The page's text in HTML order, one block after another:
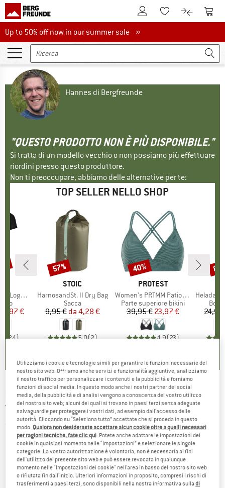
Al conto clienteAlla lista
Al Al
Up to 50% off now in our summer sale
Up to 50% off now in our summer sale »
Hannes di Bergfreunde
"QUESTO PRODOTTO NON È PIÙ DISPONIBILE."
Si tratta di un modello vecchio o non possiamo più effettuare
riordini presso questo produttore.
Non ti preoccupare, abbiamo delle alternative per te:
TOP SELLER NELLO SHOP
T-Shirt
ridotto
€
(24)
MARCHIO
STOIC
Articolo
HarnosandSt. II Dry Bag
Gruppo di prodotti
Sacca
Prezzo
9,95 € Prezzo ridotto
da 4,28 €
5,0(2)
Sconto
57%
MARCHIO
PROTEST
Articolo
Women's PRTMM Patio Triangle
Gruppo di prodotti
Parte superiore bikini
Prezzo
39,95 €Prezzo ridotto
23,97 €
4,9(23)
Sconto
40%
Articolo
HeladagenSt.
24,95
KOMPASS -Ahrntaler Berge /I Monti della
Valle Aurina - Carta escursionistica
(0)
Utilizziamo i cookie e tecnologie simili per garantire le funzioni necessarie del
nostro sito web. Offriamo anche servizi e funzionalità aggiuntive, analizziamo
il nostro traffico per personalizzare i contenuti e la pubblicità e forniamo
funzioni di social media. In questo modo anche i nostri partner dei social
media, della pubblicità e di analisi vengono a conoscenza del vostro utilizzo
del nostro sito web; alcuni dei quali si trovano in paesi terzi senza adeguate
salvaguardie per proteggere i vostri dati, ad esempio dall'accesso delle
autorità. Cliccando su “Seleziona tutto” accettate che si proceda in questo
modo. Qualora non desideraste accettare alcun cookie oltre a quelli necessari
per ragioni tecniche, fate clic qui. Potete anche adattare le impostazioni dei
cookie in qualsiasi momento nelle “Impostazioni” e selezionare le singole
categorie. La vostra autorizzazione è volontaria, non è necessaria ai fini
dell'utilizzo del presente sito web e può essere revocata in qualunque
momento nelle "Impostazioni dei cookie" nell'area in basso del nostro sito web
o rifiutata fin dall'inizio. Ulteriori informazioni in proposito, compresi i rischi di
trasferimenti a paesi terzi, sono disponibili nella nostra informativa sulladi